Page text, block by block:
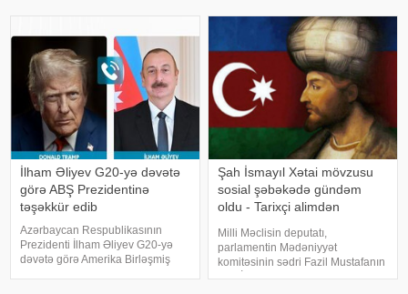
səhifələri yayıb. xəbər verir ki,
yayıla
imkanlarını ikiqat artıraraq 200
milyon dollara çatdırmaq barədə
idi. Azərbayca
İlham Əliyev G20-yə dəvətə
görə ABŞ Prezidentinə
təşəkkür edib
Azərbaycan Respublikasının
Prezidenti İlham Əliyev G20-yə
dəvətə görə Amerika Birləşmiş
Şah İsmayıl Xətai mövzusu
sosial şəbəkədə gündəm
oldu - Tarixçi alimdən
Milli Məclisin deputatı,
parlamentin Mədəniyyət
komitəsinin sədri Fazil Mustafanın
Şah İsmayıl Xətai ilə bağlı